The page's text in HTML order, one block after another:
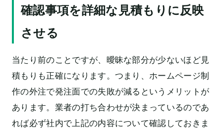
確認事項を詳細な見積もりに反映
させる
当たり前のことですが、曖昧な部分が少ないほど見
積もりも正確になります。つまり、ホームページ制
作の外注で発注面での失敗が減るというメリットが
あります。業者の打ち合わせが決まっているのであ
れば必ず社内で上記の内容について確認しておきま